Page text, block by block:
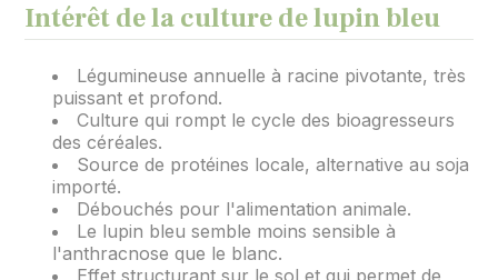
Intérêt de la culture de lupin bleu
Légumineuse annuelle à racine pivotante, très
puissant et profond.
Culture qui rompt le cycle des bioagresseurs
des céréales.
Source de protéines locale, alternative au soja
importé.
Débouchés pour l'alimentation animale.
Le lupin bleu semble moins sensible à
l'anthracnose que le blanc.
Effet structurant sur le sol et qui permet de